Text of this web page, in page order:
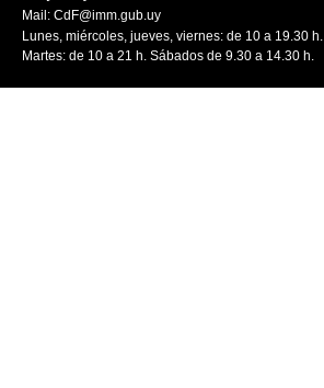
Mail: CdF@imm.gub.uy
Lunes, miércoles, jueves, viernes: de 10 a 19.30 h.
Martes: de 10 a 21 h. Sábados de 9.30 a 14.30 h.